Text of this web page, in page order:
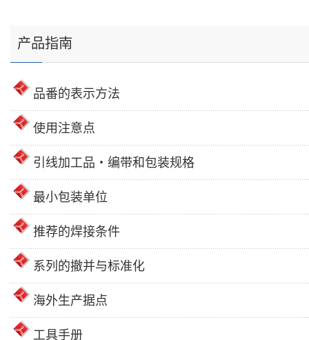
产品指南
品番的表示方法
使用注意点
引线加工品・编带和包装规格
最小包装单位
推荐的焊接条件
系列的撤并与标准化
海外生产据点
工具手册